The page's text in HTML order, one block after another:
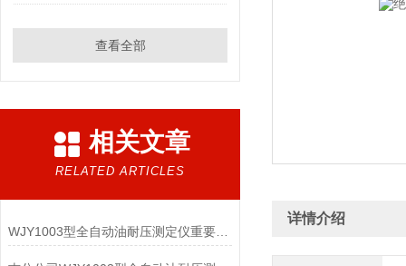
查看全部
相关文章
RELATED ARTICLES
WJY1003型全自动油耐压测定仪重要指标
详情介绍